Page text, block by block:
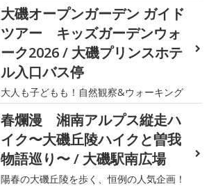
大磯オープンガーデン ガイド
ツアー キッズガーデンウォ
ーク2026 / 大磯プリンスホテ
ル入口バス停
大人も子どもも！自然観察&ウォーキング
春爛漫 湘南アルプス縦走ハ
イク〜大磯丘陵ハイクと曽我
物語巡り〜 / 大磯駅南広場
陽春の大磯丘陵を歩く、恒例の人気企画！